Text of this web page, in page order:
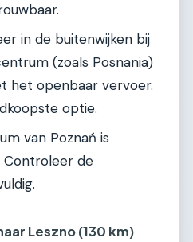
in de buitenwijken bij
(zoals Posnania)
het openbaar vervoer.
optie.
van Poznań is
Controleer de
Leszno (130 km)